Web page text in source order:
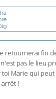
retournerai fin
pas le lieu
Marie qui
!